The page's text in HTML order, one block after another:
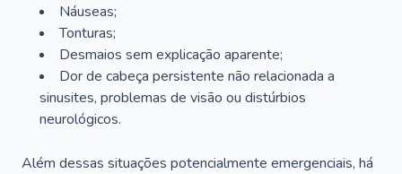
Náuseas;
Tonturas;
Desmaios sem explicação aparente;
Dor de cabeça persistente não relacionada a
sinusites, problemas de visão ou distúrbios
neurológicos.
Além dessas situações potencialmente emergenciais, há